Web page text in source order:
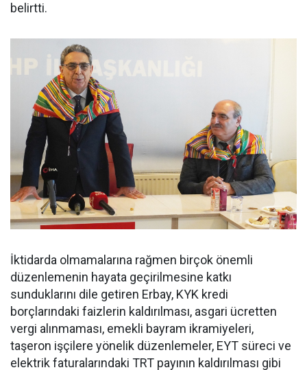
belirtti.
İktidarda olmamalarına rağmen birçok önemli
düzenlemenin hayata geçirilmesine katkı
sunduklarını dile getiren Erbay, KYK kredi
borçlarındaki faizlerin kaldırılması, asgari ücretten
vergi alınmaması, emekli bayram ikramiyeleri,
taşeron işçilere yönelik düzenlemeler, EYT süreci ve
elektrik faturalarındaki TRT payının kaldırılması gibi